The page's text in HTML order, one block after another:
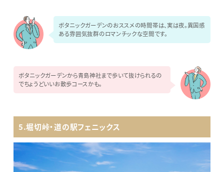
ボタニックガーデンのおススメの時間帯は、実は夜。異国感
ある雰囲気抜群のロマンチックな空間です。
ボタニックガーデンから青島神社まで歩いて抜けられるの
でちょうどいいお散歩コースかも。
5.堀切峠・道の駅フェニックス